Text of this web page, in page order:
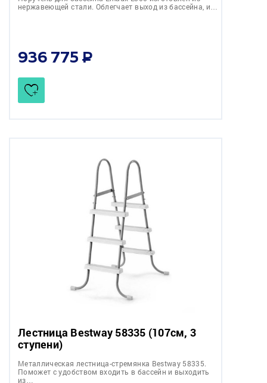
нержавеющей стали. Облегчает выход из бассейна, и…
936 775
Лестница Bestway 58335 (107см, 3
ступени)
Металлическая лестница-стремянка Bestway 58335.
Поможет с удобством входить в бассейн и выходить
из…